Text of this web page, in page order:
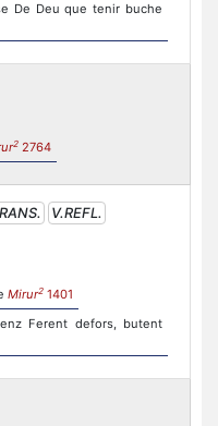
De Deu que tenir buche
2 2764
V.REFL.
Mirur2 1401
Ferent defors, butent